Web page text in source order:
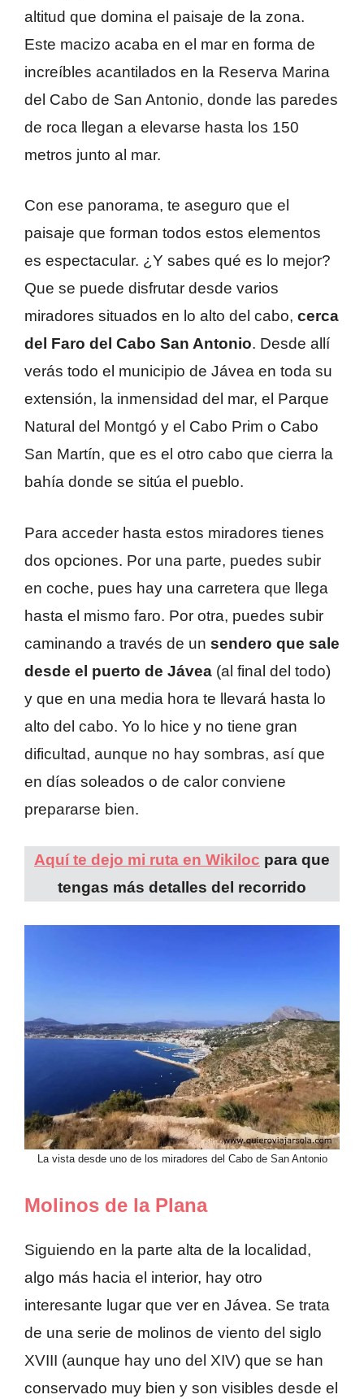
altitud que domina el paisaje de la zona.
Este macizo acaba en el mar en forma de
increíbles acantilados en la Reserva Marina
del Cabo de San Antonio, donde las paredes
de roca llegan a elevarse hasta los 150
metros junto al mar.
Con ese panorama, te aseguro que el
paisaje que forman todos estos elementos
es espectacular. ¿Y sabes qué es lo mejor?
Que se puede disfrutar desde varios
miradores situados en lo alto del cabo, cerca
del Faro del Cabo San Antonio. Desde allí
verás todo el municipio de Jávea en toda su
extensión, la inmensidad del mar, el Parque
Natural del Montgó y el Cabo Prim o Cabo
San Martín, que es el otro cabo que cierra la
bahía donde se sitúa el pueblo.
Para acceder hasta estos miradores tienes
dos opciones. Por una parte, puedes subir
en coche, pues hay una carretera que llega
hasta el mismo faro. Por otra, puedes subir
caminando a través de un sendero que sale
desde el puerto de Jávea (al final del todo)
y que en una media hora te llevará hasta lo
alto del cabo. Yo lo hice y no tiene gran
dificultad, aunque no hay sombras, así que
en días soleados o de calor conviene
prepararse bien.
Aquí te dejo mi ruta en Wikiloc para que
tengas más detalles del recorrido
La vista desde uno de los miradores del Cabo de San Antonio
Molinos de la Plana
Siguiendo en la parte alta de la localidad,
algo más hacia el interior, hay otro
interesante lugar que ver en Jávea. Se trata
de una serie de molinos de viento del siglo
XVIII (aunque hay uno del XIV) que se han
conservado muy bien y son visibles desde el